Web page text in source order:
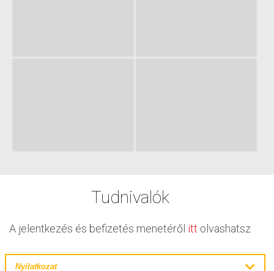
Tudnivalók
A jelentkezés és befizetés menetéről itt olvashatsz
Nyilatkozat